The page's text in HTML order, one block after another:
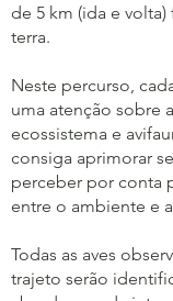
de 5 km (ida e
terra.
Neste percurso,
uma atenção sobre
ecossistema e
consiga aprimorar
perceber por conta
entre o ambiente e
Todas as aves
trajeto serão